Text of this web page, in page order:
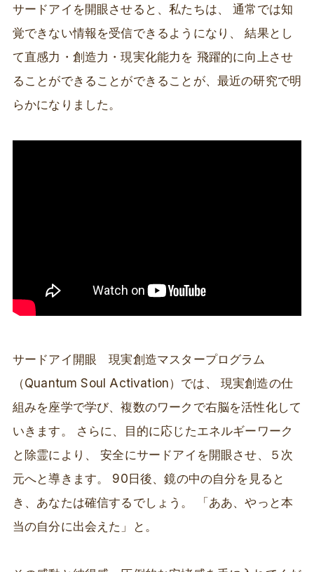
サードアイを開眼させると、私たちは、 通常では知
覚できない情報を受信できるようになり、 結果とし
て直感力・創造力・現実化能力を 飛躍的に向上させ
ることができることができることが、最近の研究で明
らかになりました。
サードアイ開眼 現実創造マスタープログラム
（Quantum Soul Activation）では、 現実創造の仕
組みを座学で学び、複数のワークで右脳を活性化して
いきます。 さらに、目的に応じたエネルギーワーク
と除霊により、 安全にサードアイを開眼させ、５次
元へと導きます。 90日後、鏡の中の自分を見ると
き、あなたは確信するでしょう。 「ああ、やっと本
当の自分に出会えた」と。